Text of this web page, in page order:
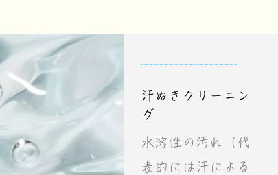
汗ぬきクリーニン
グ
水溶性の汚れ（代
表的には汗による